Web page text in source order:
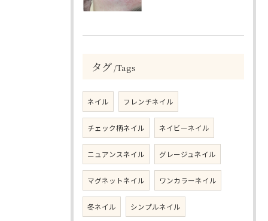
タグ Tags
ネイル フレンチネイル
チェック柄ネイル ネイビーネイル
ニュアンスネイル グレージュネイル
マグネットネイル ワンカラーネイル
冬ネイル シンプルネイル